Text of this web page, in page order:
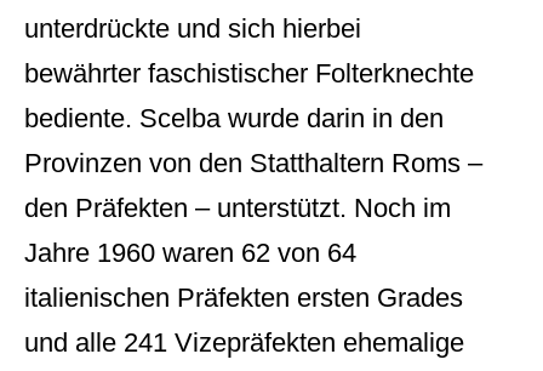
unterdrückte und sich hierbei
bewährter faschistischer Folterknechte
bediente. Scelba wurde darin in den
Provinzen von den Statthaltern Roms –
den Präfekten – unterstützt. Noch im
Jahre 1960 waren 62 von 64
italienischen Präfekten ersten Grades
und alle 241 Vizepräfekten ehemalige